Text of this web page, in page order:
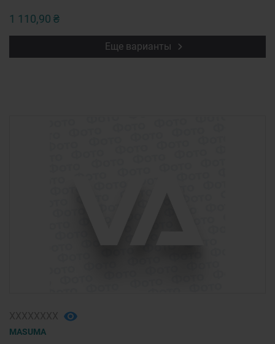
1 110,90 ₴
Еще варианты
MASUMA